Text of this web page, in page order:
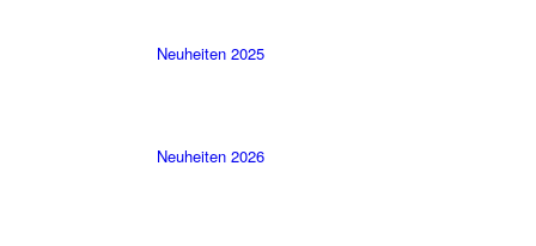
Neuheiten 2025
Neuheiten 2026